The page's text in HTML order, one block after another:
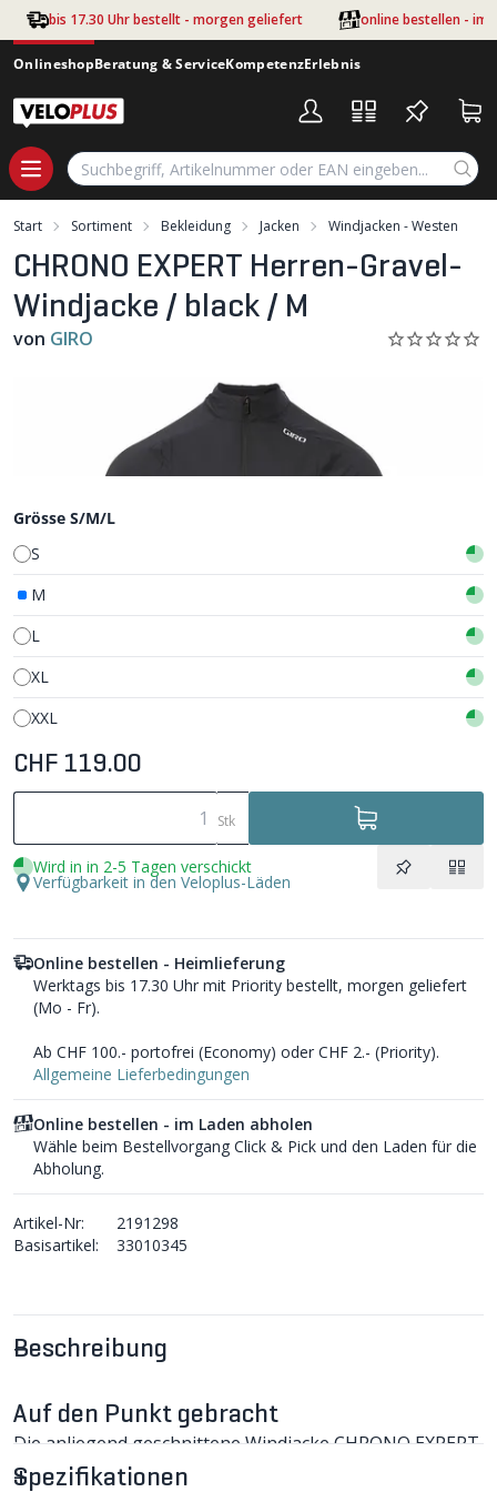
Zum Hauptinhalt springen
bis 17.30 Uhr bestellt - morgen geliefert online bestellen - im
OnlineshopBeratung & ServiceKompetenzErlebnis
Start Sortiment Bekleidung Jacken Windjacken - Westen
CHRONO EXPERT Herren-Gravel-
Windjacke / black / M
von GIRO
Beschreibung
Auf den Punkt gebracht
Die anliegend geschnittene Windjacke CHRONO EXPERT
von GIRO überzeugt mit schlichtem Design und
hervorragenden Eigenschaften. Sie lässt sich klein
Spezifikationen
Grösse S/M/L
S
M
L
XL
XXL
CHF 119.00
Stk
Wird in in 2-5 Tagen verschickt
Verfügbarkeit in den Veloplus-Läden
Online bestellen - Heimlieferung
Werktags bis 17.30 Uhr mit Priority bestellt, morgen geliefert
(Mo - Fr).
Ab CHF 100.- portofrei (Economy) oder CHF 2.- (Priority).
Allgemeine Lieferbedingungen
Online bestellen - im Laden abholen
Wähle beim Bestellvorgang Click & Pick und den Laden für die
Abholung.
Artikel-Nr:
2191298
Basisartikel:
33010345